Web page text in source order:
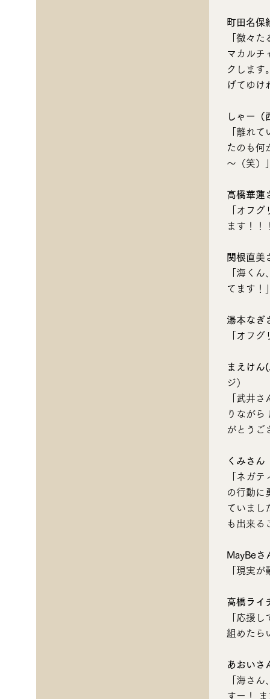
町田名保
「微々
マカルチ
クします
げてゆけ
しゃー（
「離れ
たのも何
～（笑）
高橋華蓮
「オフ
ます！！
関根直美
「海く
てます！
湯本なぎ
「オフ
まえけん
ジ）
「武井
りながら
がとうご
くみさん
「ネガ
の行動に
ていまし
も出来る
MayBeさ
「現実
高橋ライ
「応援
組めたら
あおいさ
「海さ
すー！